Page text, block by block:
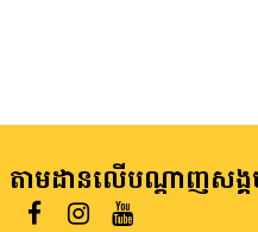
តាមដានលើបណ្តាញសង្